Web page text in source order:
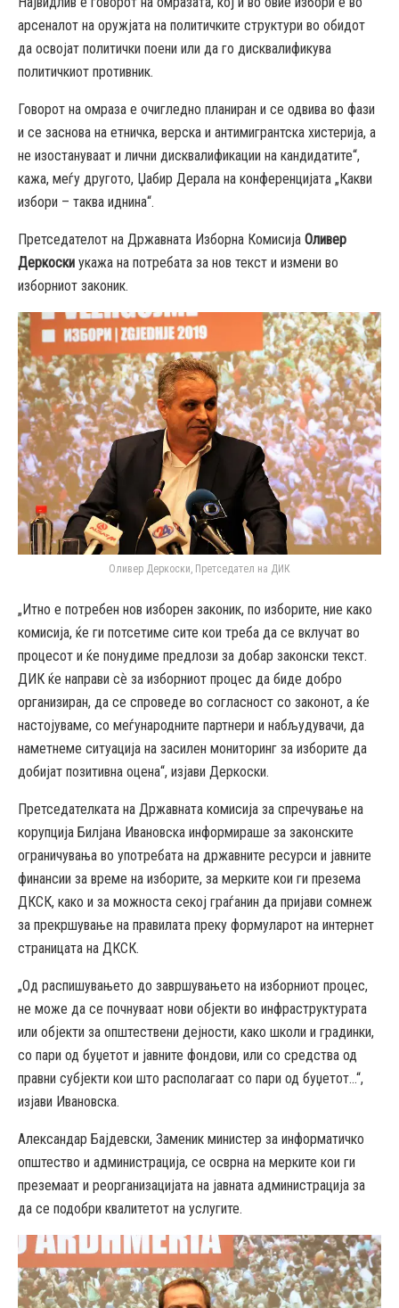
арсеналот на оружјата на политичките структури во обидот
да освојат политички поени или да го дисквалификува
политичкиот противник.
Говорот на омраза е очигледно планиран и се одвива во фази
и се заснова на етничка, верска и антимигрантска хистерија, а
не изостануваат и лични дисквалификации на кандидатите“,
кажа, меѓу другото, Џабир Дерала на конференцијата „Какви
избори – таква иднина“.
Претседателот на Државната Изборна Комисија Оливер
Деркоски укажа на потребата за нов текст и измени во
изборниот законик.
Оливер Деркоски, Претседател на ДИК
„Итно е потребен нов изборен законик, по изборите, ние како
комисија, ќе ги потсетиме сите кои треба да се вклучат во
процесот и ќе понудиме предлози за добар законски текст.
ДИК ќе направи сѐ за изборниот процес да биде добро
организиран, да се спроведе во согласност со законот, а ќе
настојуваме, со меѓународните партнери и набљудувачи, да
наметнеме ситуација на засилен мониторинг за изборите да
добијат позитивна оцена“, изјави Деркоски.
Претседателката на Државната комисија за спречување на
корупција Билјана Ивановска информираше за законските
ограничувања во употребата на државните ресурси и јавните
финансии за време на изборите, за мерките кои ги презема
ДКСК, како и за можноста секој граѓанин да пријави сомнеж
за прекршување на правилата преку формуларот на интернет
страницата на ДКСК.
„Од распишувањето до завршувањето на изборниот процес,
не може да се почнуваат нови објекти во инфраструктурата
или објекти за општествени дејности, како школи и градинки,
со пари од буџетот и јавните фондови, или со средства од
правни субјекти кои што располагаат со пари од буџетот…“,
изјави Ивановска.
Александар Бајдевски, Заменик министер за информатичко
општество и администрација, се осврна на мерките кои ги
преземаат и реорганизацијата на јавната администрација за
да се подобри квалитетот на услугите.